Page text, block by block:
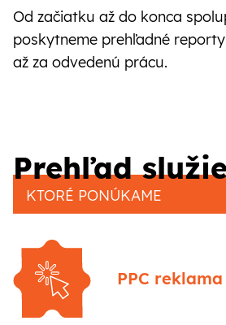
O nás
Kontakt
CZ SK
Od začiatku až do konca
poskytneme prehľadné
až za odvedenú prácu.
Prehľad
KTORÉ PONÚKAME
PPC reklama